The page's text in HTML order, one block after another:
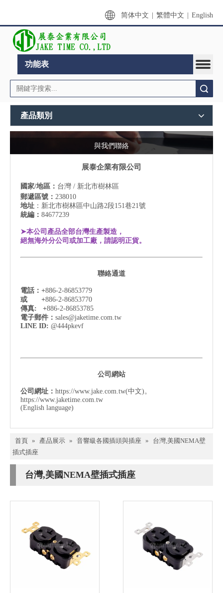
简体中文 繁體中文 English
功能表
產品類別
與我們聯絡
展泰企業有限公司
國家/地區： 台灣 / 新北市樹林區
郵遞區號： 238010
地址 ：新北市樹林區中山路2段151巷21號
統編： 84677239
➤本公司產品全部台灣生產製造，
絕無海外分公司或加工廠，請認明正貨。
聯絡通道
電話：+886-2-86853779
或 +886-2-86853770
傳真: +886-2-86853785
電子郵件： sales@jaketime.com.tw
LINE ID: @444pkevf
公司網站
公司網址： https://www.jake.com.tw(中文)。
https://www.jaketime.com.tw
(English language)
首頁 » 產品展示 » 音響級各國插頭與插座 »
台灣,美國NEMA壁
插式插座
台灣,美國NEMA壁插式插座